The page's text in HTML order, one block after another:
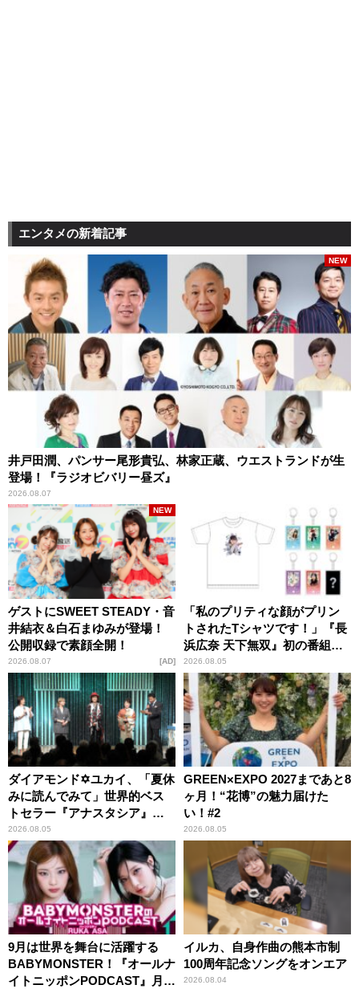
エンタメの新着記事
井戸田潤、パンサー尾形貴弘、林家正蔵、ウエストランドが生
登場！『ラジオビバリー昼ズ』
2026.08.07
NEW
ゲストにSWEET STEADY・音
井結衣＆白石まゆみが登場！
公開収録で素顔全開！
2026.08.07
NEW
AD
「私のプリティな顔がプリン
トされたTシャツです！」『長
浜広奈 天下無双』初の番組グ
ッズ発売
2026.08.05
ダイアモンド✡ユカイ、「夏休
みに読んでみて」世界的ベス
トセラー『アナスタシア』を
紹介
2026.08.05
GREEN×EXPO 2027まであと8
ヶ月！“花博”の魅力届けた
い！#2
2026.08.05
9月は世界を舞台に活躍する
BABYMONSTER！『オールナ
イトニッポンPODCAST』月替
イルカ、自身作曲の熊本市制
100周年記念ソングをオンエア
2026.08.04